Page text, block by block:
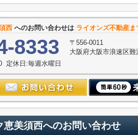
西 へのお問い合わせは ライオンズ不動産ま
8333
〒556-0011
大阪府大阪市浪速区
定休日:毎週水曜日
恵美須西へのお問い合わせ